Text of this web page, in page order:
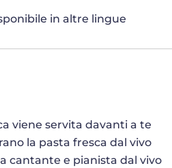
in altre lingue
viene servita davanti a te
la pasta fresca dal vivo
cantante e pianista dal vivo